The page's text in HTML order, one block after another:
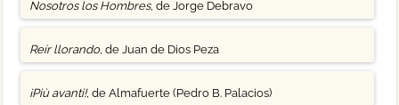
Nosotros los Hombres, de Jorge Debravo
Reír llorando, de Juan de Dios Peza
¡Più avanti!, de Almafuerte (Pedro B. Palacios)